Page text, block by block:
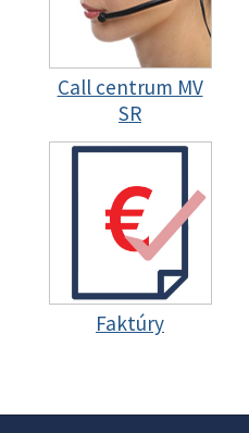
Call centrum MV
SR
Faktúry